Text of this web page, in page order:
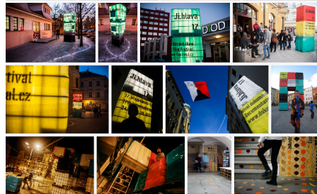
architektů
Katalog
dodavatelů
Vložit
inzerát
do
burzy
práce
Newsletter
Přihlaste se k odběru našeho pravidelného
týdenního newsletteru:
Fill in „nospam“